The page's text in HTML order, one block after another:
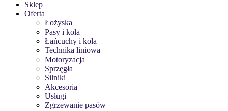
Sklep
Oferta
Łożyska
Pasy i koła
Łańcuchy i koła
Technika liniowa
Motoryzacja
Sprzęgła
Silniki
Akcesoria
Usługi
Zgrzewanie pasów